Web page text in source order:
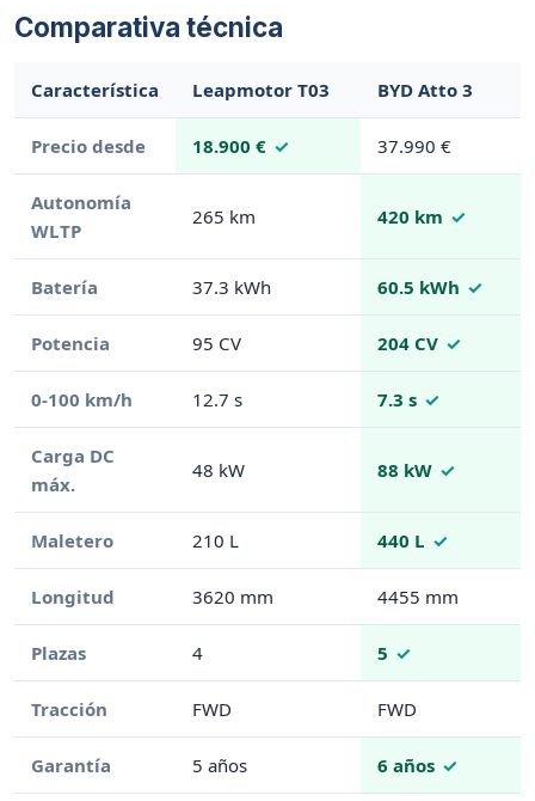
Comparativa técnica
Característica Leapmotor T03 BYD Atto 3
Precio desde 18.900 € 37.990 €
Autonomía
WLTP
265 km 420 km
Batería 37.3 kWh 60.5 kWh
Potencia 95 CV 204 CV
0-100 km/h 12.7 s 7.3 s
Carga DC
máx.
48 kW 88 kW
Maletero 210 L 440 L
Longitud 3620 mm 4455 mm
Plazas 4 5
Tracción FWD FWD
Garantía 5 años 6 años